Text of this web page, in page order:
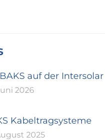
auf der Intersolar
2026
Kabeltragsysteme
2025